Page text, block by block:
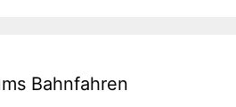
Bahnfahren